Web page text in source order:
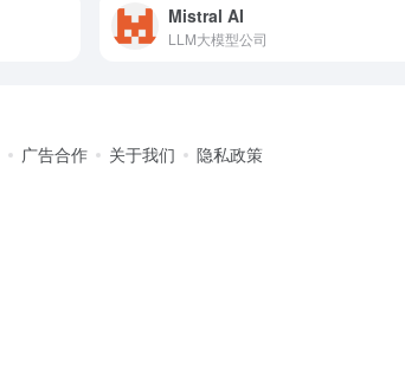
Mistral AI
LLM大模型公司
广告合作 关于我们 隐私政策